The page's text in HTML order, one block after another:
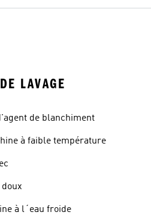
LAVAGE
de blanchiment
à faible température
doux
à l´eau froide